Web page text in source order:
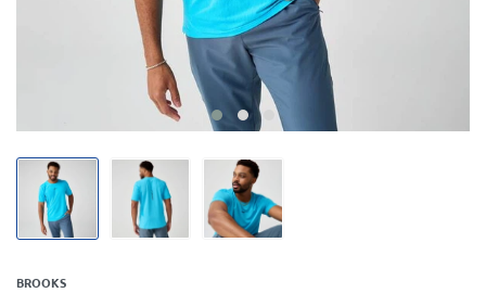
BROOKS